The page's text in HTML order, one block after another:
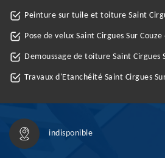
Peinture sur tuile et toiture Saint
Pose de velux Saint Cirgues Sur Couze
Demoussage de toiture Saint Cirgues
Travaux d'Etanchéité Saint Cirgues
indisponible